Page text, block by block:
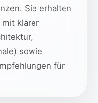
Sie erhalten
mit klarer
sowie
für